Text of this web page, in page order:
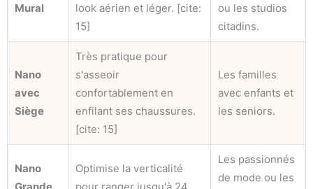
Mural
look aérien et léger. [cite:
15]
ou les studios
citadins.
Nano
avec
Siège
Très pratique pour
s'asseoir
confortablement en
enfilant ses chaussures.
[cite: 15]
Les familles
avec enfants et
les seniors.
Nano
Optimise la verticalité
Les passionnés
de mode ou les